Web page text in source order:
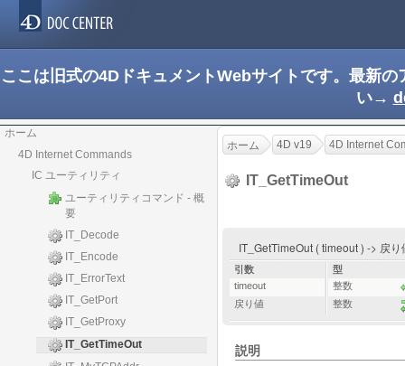
ここは旧式の4DドキュメントWebサイトです。最新
い→
ホーム
4D Internet Commands
IC ユーティリティ
ユーティリティコマンド - 概
要
IT_Decode
IT_Encode
IT_ErrorText
IT_GetPort
IT_GetProxy
IT_GetTimeOut
ホーム 4D v19 4D Internet
IT_GetTimeOut
IT_GetTimeOut ( timeout ) -> 戻
引数
型
timeout
整数
戻り値
整数
説明